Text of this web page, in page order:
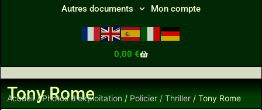
Autres documents Mon compte
0,00 €
Tony Rome
Accueil/Photos d'exploitation / Policier / Thriller / Tony Rome